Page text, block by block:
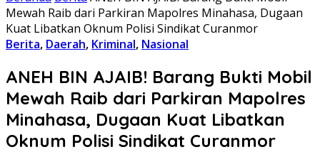
Mewah Raib dari Parkiran Mapolres Minahasa, Dugaan
Kuat Libatkan Oknum Polisi Sindikat Curanmor
Berita, Daerah, Kriminal, Nasional
ANEH BIN AJAIB! Barang Bukti Mobil
Mewah Raib dari Parkiran Mapolres
Minahasa, Dugaan Kuat Libatkan
Oknum Polisi Sindikat Curanmor